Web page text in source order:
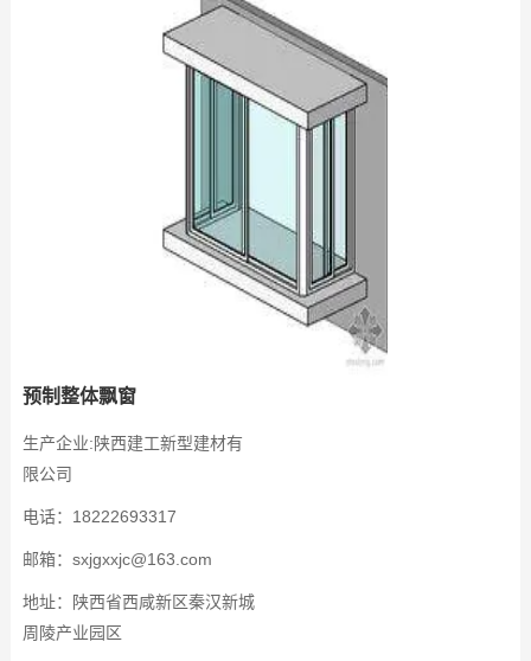
预制整体飘窗
生产企业:陕西建工新型建材有
限公司
电话：18222693317
邮箱：sxjgxxjc@163.com
地址：陕西省西咸新区秦汉新城
周陵产业园区